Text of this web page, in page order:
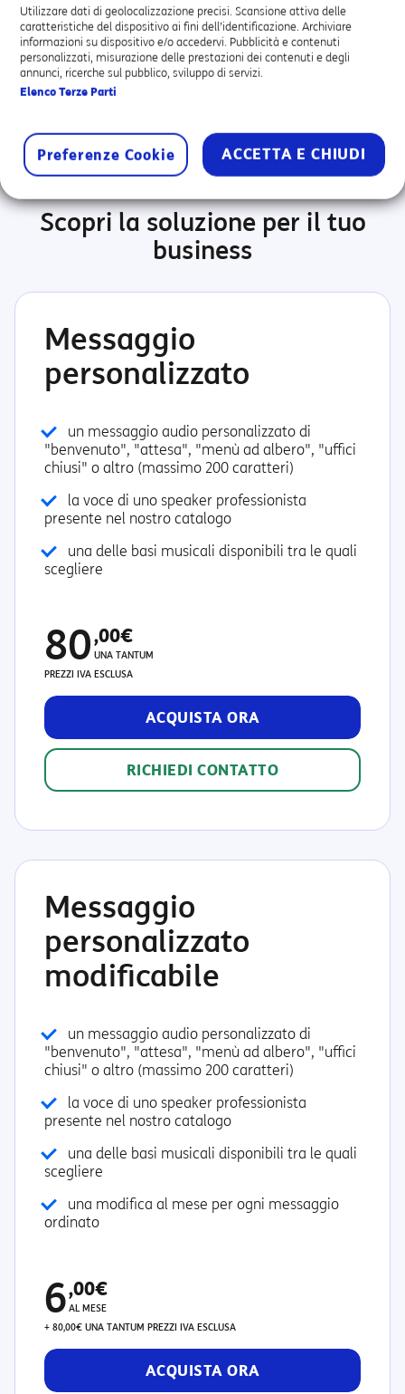
Scegli la voce dello speaker (maschile o
femminile), la lingua e l’eventuale base musicale.
Consegna in 48 ore
Ricevi i file audio del tuo messaggio nel formato
Scopri la soluzione per il tuo
business
Messaggio
personalizzato
un messaggio audio personalizzato di
"benvenuto", "attesa", "menù ad albero", "uffici
chiusi" o altro (massimo 200 caratteri)
la voce di uno speaker professionista
presente nel nostro catalogo
una delle basi musicali disponibili tra le quali
scegliere
80,00€
UNA TANTUM
PREZZI IVA ESCLUSA
ACQUISTA ORA
RICHIEDI CONTATTO
Messaggio
personalizzato
modificabile
un messaggio audio personalizzato di
"benvenuto", "attesa", "menù ad albero", "uffici
chiusi" o altro (massimo 200 caratteri)
la voce di uno speaker professionista
presente nel nostro catalogo
una delle basi musicali disponibili tra le quali
scegliere
una modifica al mese per ogni messaggio
ordinato
6,00€
AL MESE
+ 80,00€ UNA TANTUM PREZZI IVA ESCLUSA
ACQUISTA ORA
Utilizzare dati di geolocalizzazione precisi. Scansione attiva delle
caratteristiche del dispositivo ai fini dell’identificazione. Archiviare
informazioni su dispositivo e/o accedervi. Pubblicità e contenuti
personalizzati, misurazione delle prestazioni dei contenuti e degli
annunci, ricerche sul pubblico, sviluppo di servizi.
Elenco Terze Parti
Preferenze Cookie ACCETTA E CHIUDI